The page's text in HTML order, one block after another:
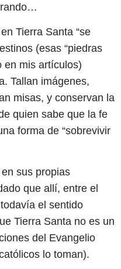
Tierra Santa “se
(esas “piedras
en mis artículos)
Tallan imágenes,
misas, y conservan la
quien sabe que la fe
forma de “sobrevivir
sus propias
que allí, entre el
el sentido
Tierra Santa no es un
del Evangelio
lo toman).